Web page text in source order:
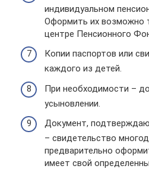
индивидуальном
Оформить их возможно
центре Пенсионного
Копии паспортов или
каждого из детей.
При необходимости –
усыновлении.
Документ,
– свидетельство
предварительно
имеет свой